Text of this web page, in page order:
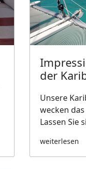
der
Unsere
wecken
Lassen Sie
weiterlesen